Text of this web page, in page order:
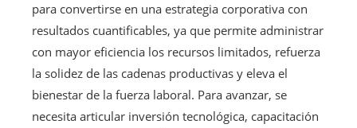
para convertirse en una estrategia corporativa con
resultados cuantificables, ya que permite administrar
con mayor eficiencia los recursos limitados, refuerza
la solidez de las cadenas productivas y eleva el
bienestar de la fuerza laboral. Para avanzar, se
necesita articular inversión tecnológica, capacitación